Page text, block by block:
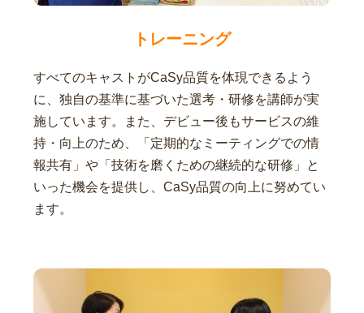
トレーニング
すべてのキャストがCaSy品質を体現できるよう
に、独自の基準に基づいた選考・研修を講師が実
施しています。また、デビュー後もサービスの維
持・向上のため、「定期的なミーティングでの情
報共有」や「技術を磨くための継続的な研修」と
いった機会を提供し、CaSy品質の向上に努めてい
ます。